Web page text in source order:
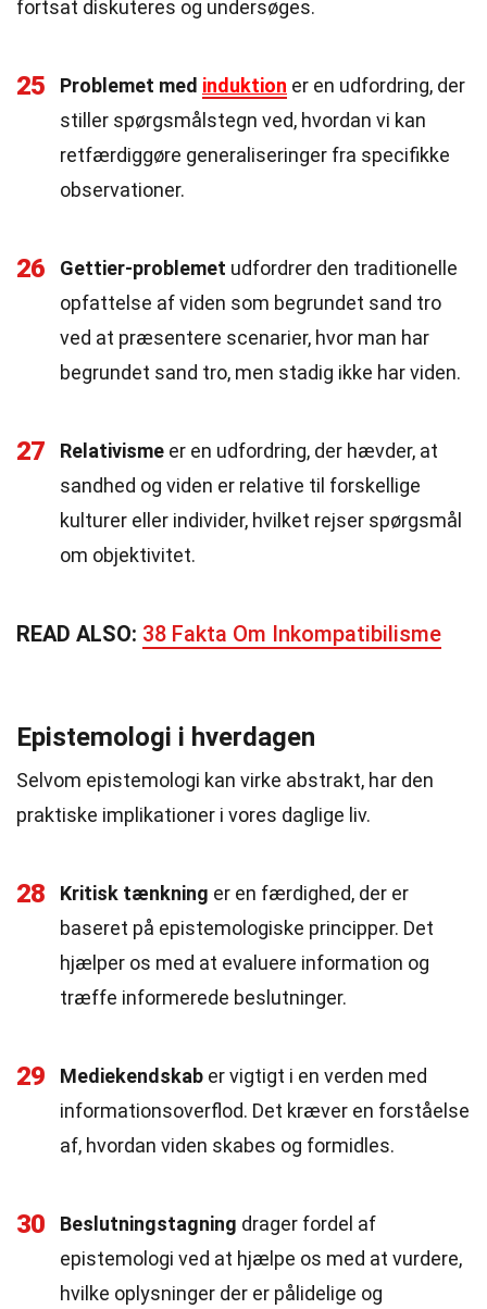
fortsat diskuteres og undersøges.
25 Problemet med induktion er en udfordring, der
stiller spørgsmålstegn ved, hvordan vi kan
retfærdiggøre generaliseringer fra specifikke
observationer.
26 Gettier-problemet udfordrer den traditionelle
opfattelse af viden som begrundet sand tro
ved at præsentere scenarier, hvor man har
begrundet sand tro, men stadig ikke har viden.
27 Relativisme er en udfordring, der hævder, at
sandhed og viden er relative til forskellige
kulturer eller individer, hvilket rejser spørgsmål
om objektivitet.
READ ALSO: 38 Fakta Om Inkompatibilisme
Epistemologi i hverdagen
Selvom epistemologi kan virke abstrakt, har den
praktiske implikationer i vores daglige liv.
28 Kritisk tænkning er en færdighed, der er
baseret på epistemologiske principper. Det
hjælper os med at evaluere information og
træffe informerede beslutninger.
29 Mediekendskab er vigtigt i en verden med
informationsoverflod. Det kræver en forståelse
af, hvordan viden skabes og formidles.
30 Beslutningstagning drager fordel af
epistemologi ved at hjælpe os med at vurdere,
hvilke oplysninger der er pålidelige og